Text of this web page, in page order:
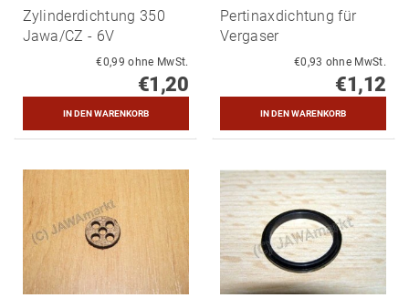
Zylinderdichtung 350
Jawa/CZ - 6V
€0,99 ohne MwSt.
€1,20
Pertinaxdichtung für
Vergaser
€0,93 ohne MwSt.
€1,12